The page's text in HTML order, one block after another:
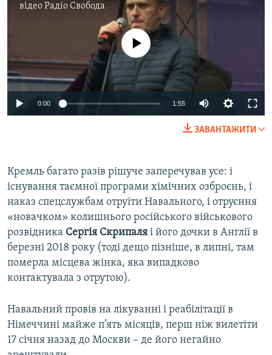
відеоРадіо Свобода
720p
No media source currently available
0:00 1:55
720p
1080p
ЗАВАНТАЖИТИ
Кремль багато разів рішуче заперечував усе: і
існування таємної програми хімічних озброєнь, і
наказ спецслужбам отруїти Навального, і отруєння
«новачком» колишнього російського військового
розвідника Сергія Скрипаля і його дочки в Англії в
березні 2018 року (тоді дещо пізніше, в липні, там
померла місцева жінка, яка випадково
контактувала з отрутою).
Навальний провів на лікуванні і реабілітації в
Німеччині майже п’ять місяців, перш ніж вилетіти
17 січня назад до Москви – де його негайно